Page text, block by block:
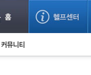
사기 예방했어요!